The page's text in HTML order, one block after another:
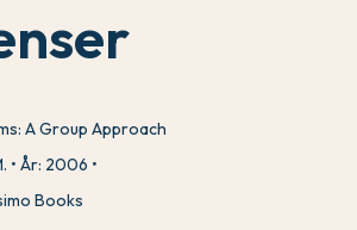
A Group Approach
År: 2006
Books